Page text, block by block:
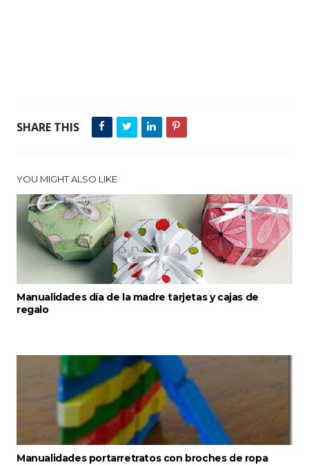
SHARE THIS
YOU MIGHT ALSO LIKE
Manualidades día de la madre tarjetas y cajas de
regalo
Manualidades portarretratos con broches de ropa